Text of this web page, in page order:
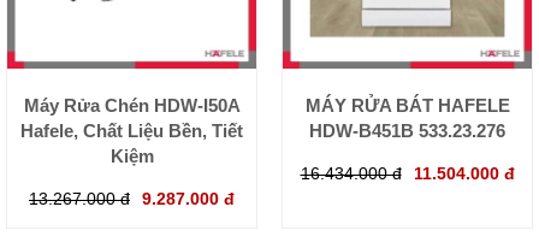
Máy Rửa Chén HDW-I50A
Hafele, Chất Liệu Bền, Tiết
Kiệm
13.267.000 đ 9.287.000 đ
MÁY RỬA BÁT HAFELE
HDW-B451B 533.23.276
16.434.000 đ 11.504.000 đ